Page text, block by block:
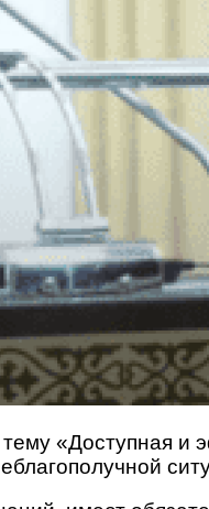
«Доступная и